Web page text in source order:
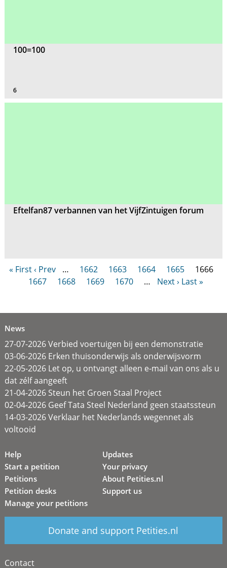
100=100
6
Eftelfan87 verbannen van het VijfZintuigen forum
« First‹ Prev … 1662 1663 1664 1665
1666
1667
1668 1669 1670 … Next › Last »
News
27-07-2026 Verbied voertuigen bij een demonstratie
03-06-2026 Erken thuisonderwijs als onderwijsvorm
22-05-2026 Let op, u ontvangt alleen e-mail van ons als u
dat zélf aangeeft
21-04-2026 Steun het Groen Staal Project
02-04-2026 Geef Tata Steel Nederland geen staatssteun
14-03-2026 Verklaar het Nederlands wegennet als
voltooid
Help
Start a petition
Petitions
Petition desks
Manage your petitions
Updates
Your privacy
About Petities.nl
Support us
Donate and support Petities.nl
Contact